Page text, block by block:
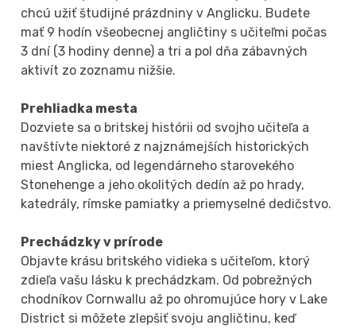
chcú užiť študijné prázdniny v Anglicku. Budete
mať 9 hodín všeobecnej angličtiny s učiteľmi počas
3 dní (3 hodiny denne) a tri a pol dňa zábavných
aktivít zo zoznamu nižšie.
Prehliadka mesta
Dozviete sa o britskej histórii od svojho učiteľa a
navštívte niektoré z najznámejších historických
miest Anglicka, od legendárneho starovekého
Stonehenge a jeho okolitých dedín až po hrady,
katedrály, rímske pamiatky a priemyselné dedičstvo.
Prechádzky v prírode
Objavte krásu britského vidieka s učiteľom, ktorý
zdieľa vašu lásku k prechádzkam. Od pobrežných
chodníkov Cornwallu až po ohromujúce hory v Lake
District si môžete zlepšiť svoju angličtinu, keď